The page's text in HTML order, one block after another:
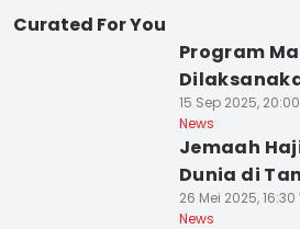
Curated For You
Program
15 Sep 2025,
News
Jemaah
Dunia di
26 Mei 2025, 16:30
News